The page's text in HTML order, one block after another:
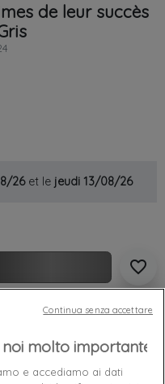
de leur succès
26et le jeudi 13/08/26
favorite_border
le module
dans le module
le module
molto importante
e accediamo ai dati
Continua senza accettare